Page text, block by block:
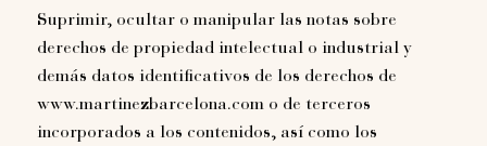
Suprimir, ocultar o manipular las notas sobre
derechos de propiedad intelectual o industrial y
demás datos identificativos de los derechos de
www.martinezbarcelona.com o de terceros
incorporados a los contenidos, así como los